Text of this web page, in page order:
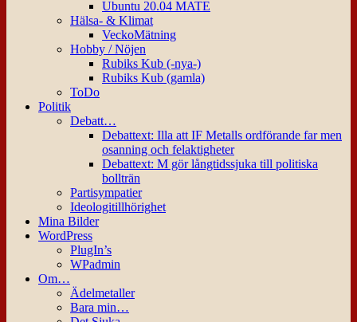
Ubuntu 20.04 MATE
Hälsa- & Klimat
VeckoMätning
Hobby / Nöjen
Rubiks Kub (-nya-)
Rubiks Kub (gamla)
ToDo
Politik
Debatt…
Debattext: Illa att IF Metalls ordförande far men
osanning och felaktigheter
Debattext: M gör långtidssjuka till politiska
bollträn
Partisympatier
Ideologitillhörighet
Mina Bilder
WordPress
PlugIn’s
WPadmin
Om…
Ädelmetaller
Bara min…